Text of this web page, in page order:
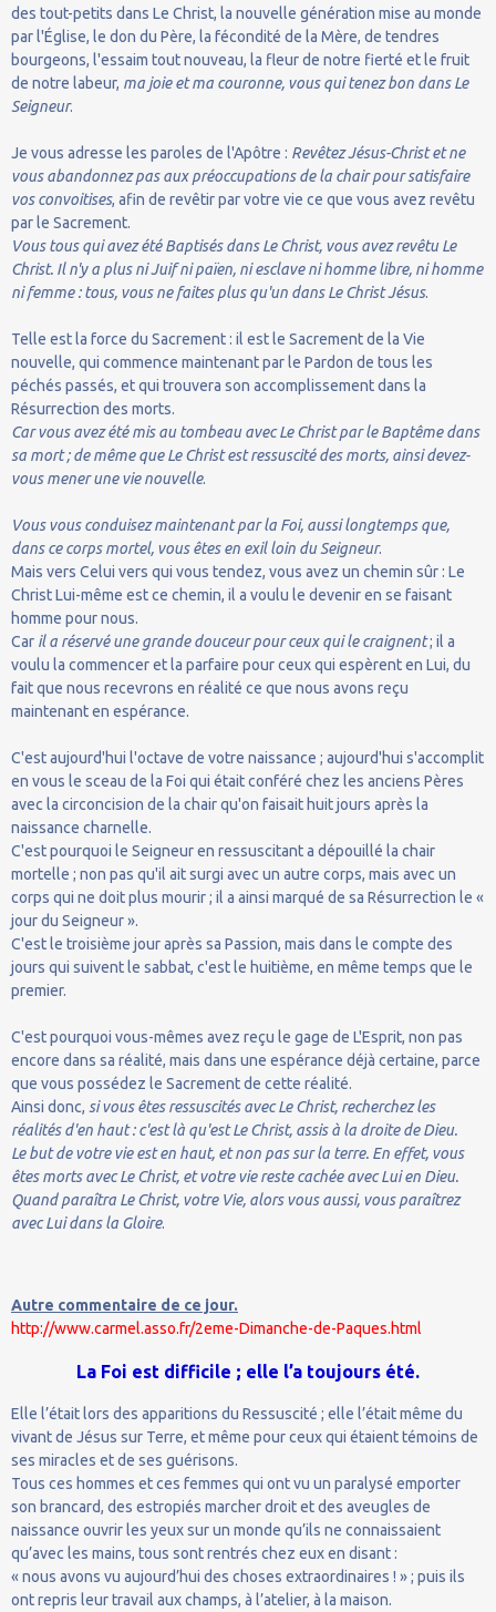
des tout-petits dans Le Christ, la nouvelle génération mise au monde
par l'Église, le don du Père, la fécondité de la Mère, de tendres
bourgeons, l'essaim tout nouveau, la fleur de notre fierté et le fruit
de notre labeur, ma joie et ma couronne, vous qui tenez bon dans Le
Seigneur.
Je vous adresse les paroles de l'Apôtre : Revêtez Jésus-Christ et ne
vous abandonnez pas aux préoccupations de la chair pour satisfaire
vos convoitises, afin de revêtir par votre vie ce que vous avez revêtu
par le Sacrement.
Vous tous qui avez été Baptisés dans Le Christ, vous avez revêtu Le
Christ. Il n'y a plus ni Juif ni païen, ni esclave ni homme libre, ni homme
ni femme : tous, vous ne faites plus qu'un dans Le Christ Jésus.
Telle est la force du Sacrement : il est le Sacrement de la Vie
nouvelle, qui commence maintenant par le Pardon de tous les
péchés passés, et qui trouvera son accomplissement dans la
Résurrection des morts.
Car vous avez été mis au tombeau avec Le Christ par le Baptême dans
sa mort ; de même que Le Christ est ressuscité des morts, ainsi devez-
vous mener une vie nouvelle.
Vous vous conduisez maintenant par la Foi, aussi longtemps que,
dans ce corps mortel, vous êtes en exil loin du Seigneur.
Mais vers Celui vers qui vous tendez, vous avez un chemin sûr : Le
Christ Lui-même est ce chemin, il a voulu le devenir en se faisant
homme pour nous.
Car il a réservé une grande douceur pour ceux qui le craignent; il a
voulu la commencer et la parfaire pour ceux qui espèrent en Lui, du
fait que nous recevrons en réalité ce que nous avons reçu
maintenant en espérance.
C'est aujourd'hui l'octave de votre naissance ; aujourd'hui s'accomplit
en vous le sceau de la Foi qui était conféré chez les anciens Pères
avec la circoncision de la chair qu'on faisait huit jours après la
naissance charnelle.
C'est pourquoi le Seigneur en ressuscitant a dépouillé la chair
mortelle ; non pas qu'il ait surgi avec un autre corps, mais avec un
corps qui ne doit plus mourir ; il a ainsi marqué de sa Résurrection le «
jour du Seigneur ».
C'est le troisième jour après sa Passion, mais dans le compte des
jours qui suivent le sabbat, c'est le huitième, en même temps que le
premier.
C'est pourquoi vous-mêmes avez reçu le gage de L'Esprit, non pas
encore dans sa réalité, mais dans une espérance déjà certaine, parce
que vous possédez le Sacrement de cette réalité.
Ainsi donc, si vous êtes ressuscités avec Le Christ, recherchez les
réalités d'en haut : c'est là qu'est Le Christ, assis à la droite de Dieu.
Le but de votre vie est en haut, et non pas sur la terre. En effet, vous
êtes morts avec Le Christ, et votre vie reste cachée avec Lui en Dieu.
Quand paraîtra Le Christ, votre Vie, alors vous aussi, vous paraîtrez
avec Lui dans la Gloire.
Autre commentaire de ce jour.
http://www.carmel.asso.fr/2eme-Dimanche-de-Paques.html
La Foi est difficile ; elle l’a toujours été.
Elle l’était lors des apparitions du Ressuscité ; elle l’était même du
vivant de Jésus sur Terre, et même pour ceux qui étaient témoins de
ses miracles et de ses guérisons.
Tous ces hommes et ces femmes qui ont vu un paralysé emporter
son brancard, des estropiés marcher droit et des aveugles de
naissance ouvrir les yeux sur un monde qu’ils ne connaissaient
qu’avec les mains, tous sont rentrés chez eux en disant :
« nous avons vu aujourd’hui des choses extraordinaires ! » ; puis ils
ont repris leur travail aux champs, à l’atelier, à la maison.